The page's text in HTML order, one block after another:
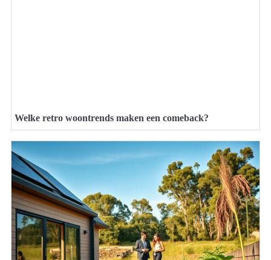
Welke retro woontrends maken een comeback?